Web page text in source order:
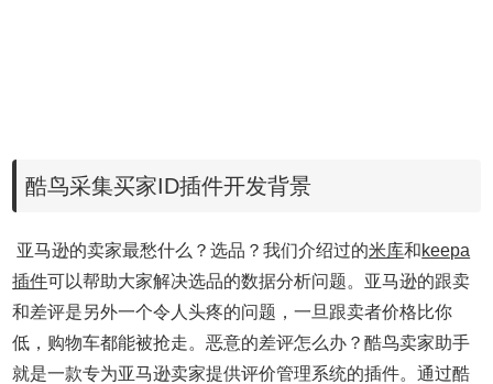
酷鸟采集买家ID插件开发背景
亚马逊的卖家最愁什么？选品？我们介绍过的米库和keepa
插件可以帮助大家解决选品的数据分析问题。亚马逊的跟卖
和差评是另外一个令人头疼的问题，一旦跟卖者价格比你
低，购物车都能被抢走。恶意的差评怎么办？酷鸟卖家助手
就是一款专为亚马逊卖家提供评价管理系统的插件。通过酷